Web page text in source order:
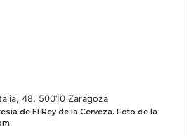
48, 50010 Zaragoza
de El Rey de la Cerveza. Foto de la